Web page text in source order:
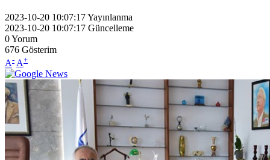
2023-10-20 10:07:17Yayınlanma
2023-10-20 10:07:17 Güncelleme
0Yorum
676 Gösterim
A- A+